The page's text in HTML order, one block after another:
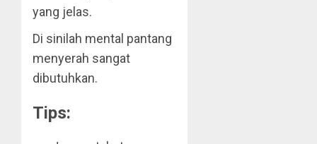
yang jelas.
Di sinilah mental pantang
menyerah sangat
dibutuhkan.
Tips: